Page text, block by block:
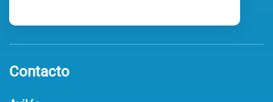
Contacto